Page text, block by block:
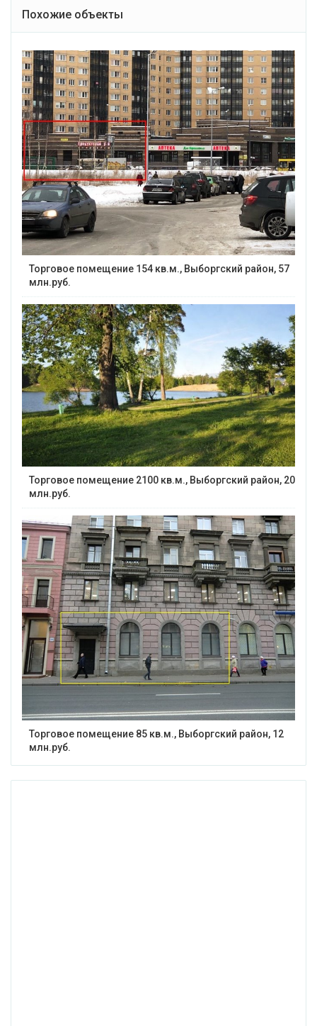
Похожие объекты
Торговое помещение 154 кв.м., Выборгский район, 57
млн.руб.
Торговое помещение 2100 кв.м., Выборгский район, 20
млн.руб.
Торговое помещение 85 кв.м., Выборгский район, 12
млн.руб.